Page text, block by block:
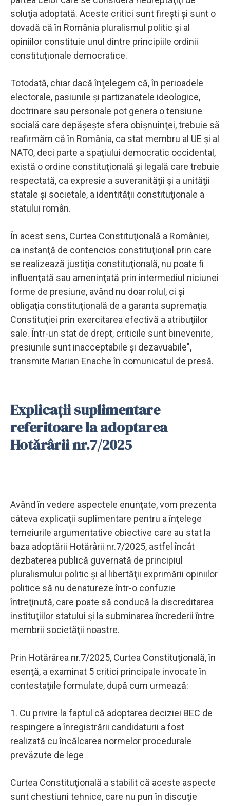
soluţia adoptată. Aceste critici sunt fireşti şi sunt o
dovadă că în România pluralismul politic şi al
opiniilor constituie unul dintre principiile ordinii
constituţionale democratice.
Totodată, chiar dacă înţelegem că, în perioadele
electorale, pasiunile şi partizanatele ideologice,
doctrinare sau personale pot genera o tensiune
socială care depăşeşte sfera obişnuinţei, trebuie să
reafirmăm că în România, ca stat membru al UE şi al
NATO, deci parte a spaţiului democratic occidental,
există o ordine constituţională şi legală care trebuie
respectată, ca expresie a suveranităţii şi a unităţii
statale şi societale, a identităţii constituţionale a
statului român.
În acest sens, Curtea Constituţională a României,
ca instanţă de contencios constituţional prin care
se realizează justiţia constituţională, nu poate fi
influenţată sau ameninţată prin intermediul niciunei
forme de presiune, având nu doar rolul, ci şi
obligaţia constituţională de a garanta supremaţia
Constituţiei prin exercitarea efectivă a atribuţiilor
sale. Într-un stat de drept, criticile sunt binevenite,
presiunile sunt inacceptabile şi dezavuabile",
transmite Marian Enache în comunicatul de presă.
Explicații suplimentare
referitoare la adoptarea
Hotărârii nr.7/2025
Având în vedere aspectele enunţate, vom prezenta
câteva explicaţii suplimentare pentru a înţelege
temeiurile argumentative obiective care au stat la
baza adoptării Hotărârii nr.7/2025, astfel încât
dezbaterea publică guvernată de principiul
pluralismului politic şi al libertăţii exprimării opiniilor
politice să nu denatureze într-o confuzie
întreţinută, care poate să conducă la discreditarea
instituţiilor statului şi la subminarea încrederii între
membrii societăţii noastre.
Prin Hotărârea nr.7/2025, Curtea Constituţională, în
esenţă, a examinat 5 critici principale invocate în
contestaţiile formulate, după cum urmează:
1. Cu privire la faptul că adoptarea deciziei BEC de
respingere a înregistrării candidaturii a fost
realizată cu încălcarea normelor procedurale
prevăzute de lege
Curtea Constituţională a stabilit că aceste aspecte
sunt chestiuni tehnice, care nu pun în discuţie